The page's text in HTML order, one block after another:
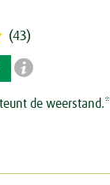
(43)

de weerstand.*